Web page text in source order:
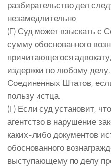
разбирательство дел
незамедлительно.
(E) Суд может взыскать с
сумму обоснованного
причитающегося
издержки по любому
Соединенных Штатов,
пользу истца.
(F) Если суд установит,
агентство в нарушение
каких-либо документов
обоснованного
выступающему по делу